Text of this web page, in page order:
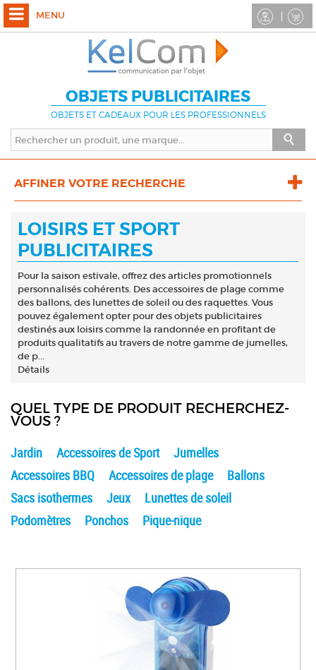
OBJETS PUBLICITAIRES
OBJETS ET CADEAUX POUR LES PROFESSIONNELS
MENU
AFFINER VOTRE RECHERCHE
LOISIRS ET SPORT
PUBLICITAIRES
Pour la saison estivale, offrez des articles promotionnels
personnalisés cohérents. Des accessoires de plage comme
des ballons, des lunettes de soleil ou des raquettes. Vous
pouvez également opter pour des objets publicitaires
destinés aux loisirs comme la randonnée en profitant de
produits qualitatifs au travers de notre gamme de jumelles,
de p...
Détails
QUEL TYPE DE PRODUIT RECHERCHEZ-
VOUS ?
Jardin
Accessoires de Sport
Jumelles
Accessoires BBQ
Accessoires de plage
Ballons
Sacs isothermes
Jeux
Lunettes de soleil
Podomètres
Ponchos Pique-nique